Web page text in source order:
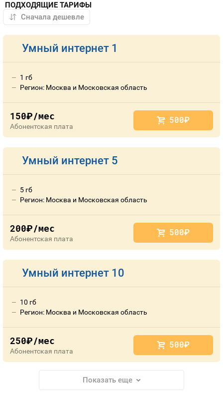
ПОДХОДЯЩИЕ ТАРИФЫ
Умный интернет 1
1 гб
Регион: Москва и Московская область
150руб./мес
Абонентская плата
500руб.
Умный интернет 5
5 гб
Регион: Москва и Московская область
200руб./мес
Абонентская плата
500руб.
Умный интернет 10
10 гб
Регион: Москва и Московская область
250руб./мес
Абонентская плата
500руб.
Показать еще